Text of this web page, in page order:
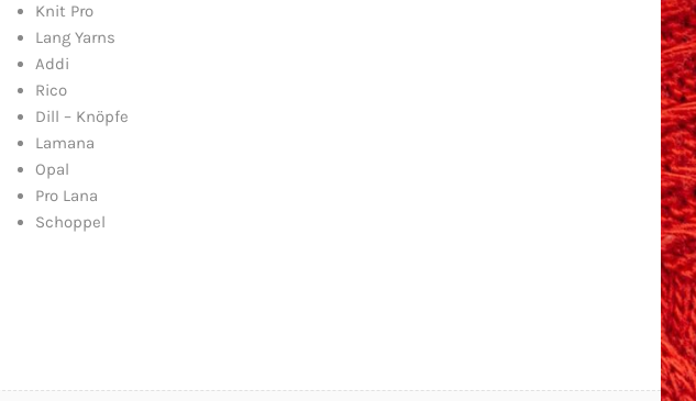
Knit Pro
Lang Yarns
Addi
Rico
Dill – Knöpfe
Lamana
Opal
Pro Lana
Schoppel